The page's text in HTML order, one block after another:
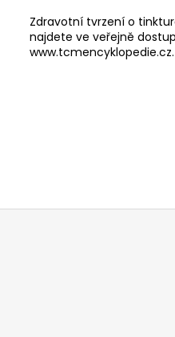
Zdravotní tvrzení o
najdete ve veřejně
www.tcmencyklopedie.cz.